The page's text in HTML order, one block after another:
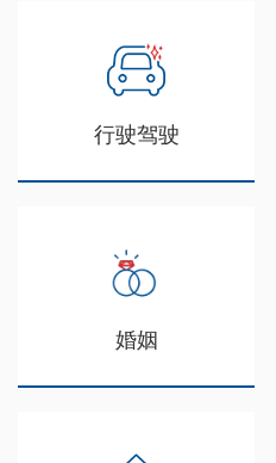
行驶驾驶
婚姻